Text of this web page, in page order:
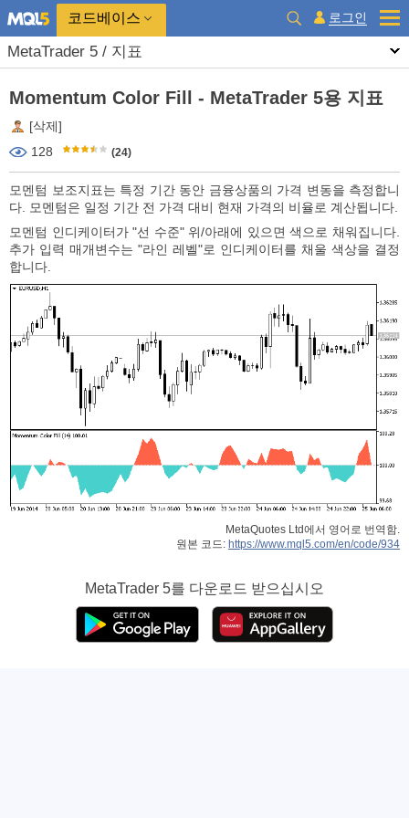
코드베이스 로그인
MetaTrader 5 / 지표
Momentum Color Fill - MetaTrader 5용 지표
[삭제]
128
(24)
모멘텀 보조지표는 특정 기간 동안 금융상품의 가격 변동을 측정합니
다. 모멘텀은 일정 기간 전 가격 대비 현재 가격의 비율로 계산됩니다.
모멘텀 인디케이터가 "선 수준" 위/아래에 있으면 색으로 채워집니다.
추가 입력 매개변수는 "라인 레벨"로 인디케이터를 채울 색상을 결정
합니다.
MetaQuotes Ltd에서 영어로 번역함.
원본 코드: https://www.mql5.com/en/code/934
MetaTrader 5를 다운로드 받으십시오